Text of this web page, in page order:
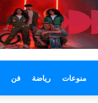
منوعات رياضة فن